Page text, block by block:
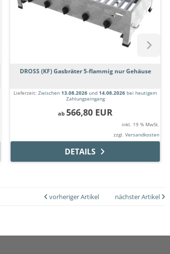
DROSS (KF) Gasbräter 5-flammig nur Gehäuse
Lieferzeit: Zwischen 13.08.2026 und 14.08.2026 bei heutigem
Zahlungseingang
ab 566,80 EUR
inkl. 19 % MwSt.
zzgl. Versandkosten
DETAILS
vorheriger Artikel nächster Artikel